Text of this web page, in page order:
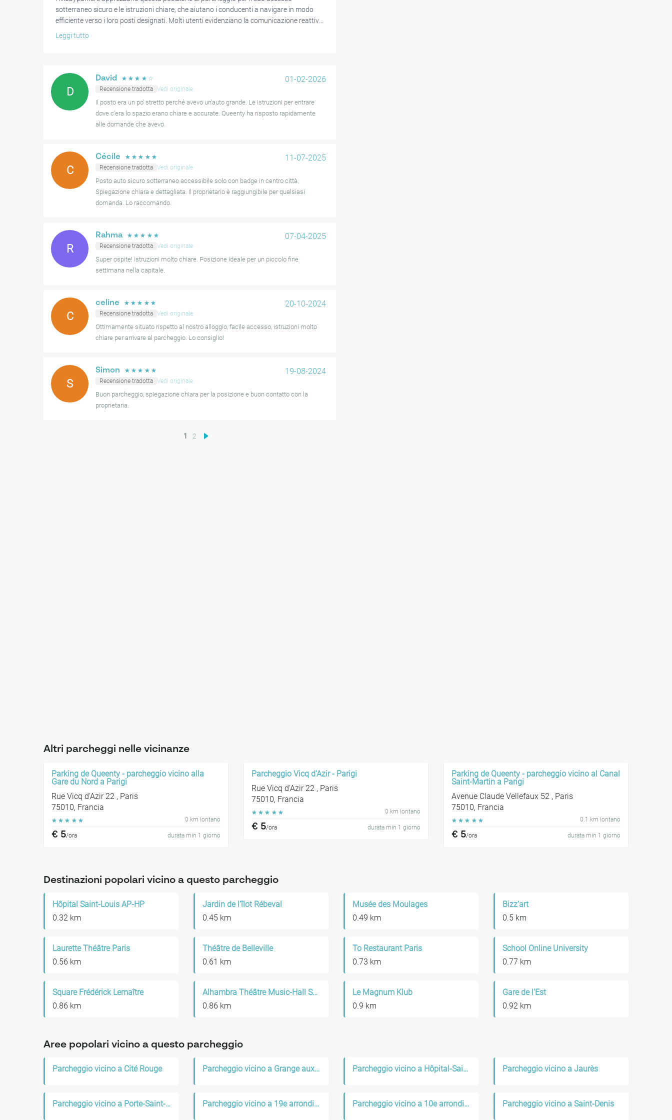
sotterraneo sicuro e le istruzioni chiare, che aiutano i conducenti a navigare in modo
efficiente verso i loro posti designati. Molti utenti evidenziano la comunicazione reattiva
con il proprietario, rendendo l'esperienza personale e di supporto. La posizione
Tuttavia, alcune recensioni hanno notato che i posti auto possono essere un po' stretti,
in particolare per i veicoli più grandi. Anche se il feedback generale è molto positivo, gli
utenti potenziali potrebbero voler considerare le dimensioni della loro auto al momento
della prenotazione. In generale, questa posizione sembra soddisfare efficacemente le
esigenze dei visitatori della città, con solo piccole considerazioni riguardo alla
Leggi tutto
D
David ☆ ☆ ☆ ☆ ☆
Recensione tradotta Vedi originale
Il posto era un po' stretto perché avevo un'auto grande. Le istruzioni per entrare
dove c'era lo spazio erano chiare e accurate. Queenty ha risposto rapidamente
alle domande che avevo.
01-02-2026
C
Cécile ☆ ☆ ☆ ☆ ☆
Recensione tradotta Vedi originale
Posto auto sicuro sotterraneo accessibile solo con badge in centro città.
Spiegazione chiara e dettagliata. Il proprietario è raggiungibile per qualsiasi
domanda. Lo raccomando.
11-07-2025
R
Rahma ☆ ☆ ☆ ☆ ☆
Recensione tradotta Vedi originale
Super ospite! Istruzioni molto chiare. Posizione ideale per un piccolo fine
settimana nella capitale.
07-04-2025
C
celine ☆ ☆ ☆ ☆ ☆
Recensione tradotta Vedi originale
Ottimamente situato rispetto al nostro alloggio, facile accesso, istruzioni molto
chiare per arrivare al parcheggio. Lo consiglio!
20-10-2024
S
Simon ☆ ☆ ☆ ☆ ☆
Recensione tradotta Vedi originale
Buon parcheggio, spiegazione chiara per la posizione e buon contatto con la
proprietaria.
19-08-2024
1 2
Altri parcheggi nelle vicinanze
Parking de Queenty - parcheggio vicino alla
Gare du Nord a Parigi
Rue Vicq d'Azir 22 , Paris
75010, Francia
☆ ☆ ☆ ☆ ☆ 0 km lontano
€ 5/ora durata min 1 giorno
Parcheggio Vicq d'Azir - Parigi
Rue Vicq d'Azir 22 , Paris
75010, Francia
☆ ☆ ☆ ☆ ☆ 0 km lontano
€ 5/ora durata min 1 giorno
Parking de Queenty - parcheggio vicino al Canal
Saint-Martin a Parigi
Avenue Claude Vellefaux 52 , Paris
75010, Francia
☆ ☆ ☆ ☆ ☆ 0.1 km lontano
€ 5/ora durata min 1 giorno
Destinazioni popolari vicino a questo parcheggio
Hôpital Saint-Louis AP-HP
0.32 km
Jardin de l'îlot Rébeval
0.45 km
Musée des Moulages
0.49 km
Bizz'art
0.5 km
Laurette Théâtre Paris
0.56 km
Théâtre de Belleville
0.61 km
To Restaurant Paris
0.73 km
School Online University
0.77 km
Square Frédérick Lemaître
0.86 km
Alhambra Théâtre Music-Hall Show
0.86 km
Le Magnum Klub
0.9 km
Gare de l'Est
0.92 km
Aree popolari vicino a questo parcheggio
Parcheggio vicino a Cité Rouge Parcheggio vicino a Grange aux Belles Parcheggio vicino a Hôpital-Saint-Louis Parcheggio vicino a Jaurès
Parcheggio vicino a Porte-Saint-Martin Parcheggio vicino a 19e arrondissement de Paris Parcheggio vicino a 10e arrondissement de Paris Parcheggio vicino a Saint-Denis